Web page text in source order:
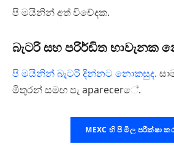
පි මයිනින් අත් විචේදක.
බැටරි සහ පරිර්ඬිත භාවැනක
පි මයිනින් බැටරි දින්නට නොකසුද.
මිතුරන් සමඟ පැ aparecerේ.
MEXC හි පි මිල පරීක්ෂා